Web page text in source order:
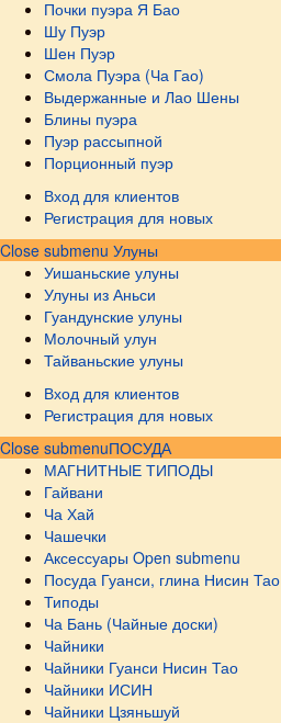
Почки пуэра Я Бао
Шу Пуэр
Шен Пуэр
Смола Пуэра (Ча Гао)
Выдержанные и Лао Шены
Блины пуэра
Пуэр рассыпной
Порционный пуэр
Вход для клиентов
Регистрация для новых
Close submenu Улуны
Уишаньские улуны
Улуны из Аньси
Гуандунские улуны
Молочный улун
Тайваньские улуны
Вход для клиентов
Регистрация для новых
Close submenuПОСУДА
МАГНИТНЫЕ ТИПОДЫ
Гайвани
Ча Хай
Чашечки
Аксессуары Open submenu
Посуда Гуанси, глина Нисин Тао
Типоды
Ча Бань (Чайные доски)
Чайники
Чайники Гуанси Нисин Тао
Чайники ИСИН
Чайники Цзяньшуй